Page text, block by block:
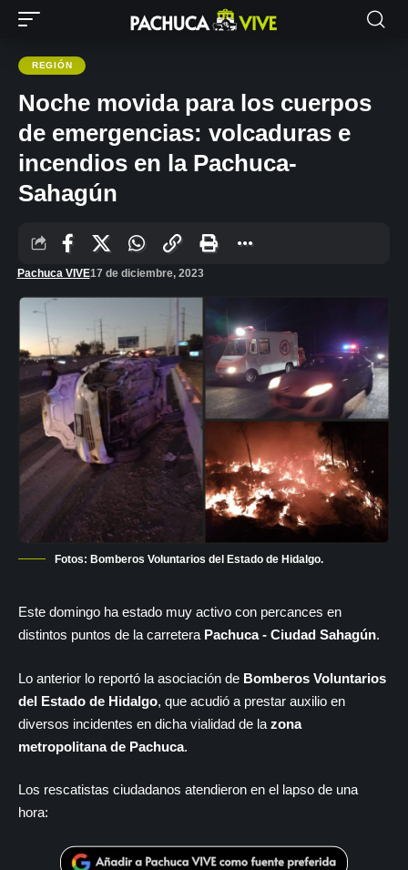
REGIÓN
Noche movida para los cuerpos
de emergencias: volcaduras e
incendios en la Pachuca-
Sahagún
Pachuca VIVE17 de diciembre, 2023
Fotos: Bomberos Voluntarios del Estado de Hidalgo.
Este domingo ha estado muy activo con percances en
distintos puntos de la carretera Pachuca - Ciudad Sahagún.
Lo anterior lo reportó la asociación de Bomberos Voluntarios
del Estado de Hidalgo, que acudió a prestar auxilio en
diversos incidentes en dicha vialidad de la zona
metropolitana de Pachuca.
Los rescatistas ciudadanos atendieron en el lapso de una
hora: